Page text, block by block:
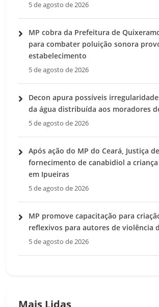
5 de agosto de 2026
MP cobra da Prefeitura de
para combater poluição sonora
estabelecimento
5 de agosto de 2026
Decon apura possíveis
da água distribuída aos moradores
5 de agosto de 2026
Após ação do MP do Ceará, Justiça
fornecimento de canabidiol a
em Ipueiras
5 de agosto de 2026
MP promove capacitação para
reflexivos para autores de violência
5 de agosto de 2026
Mais Lidas